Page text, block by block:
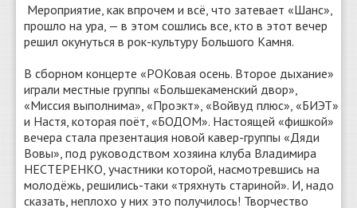
Мероприятие, как впрочем и всё, что затевает «Шанс»,
прошло на ура, — в этом сошлись все, кто в этот вечер
решил окунуться в рок-культуру Большого Камня.
В сборном концерте «РОКовая осень. Второе дыхание»
играли местные группы «Большекаменский двор»,
«Миссия выполнима», «Проэкт», «Войвуд плюс», «БИЭТ»
и Настя, которая поёт, «БОДОМ». Настоящей «фишкой»
вечера стала презентация новой кавер-группы «Дяди
Вовы», под руководством хозяина клуба Владимира
НЕСТЕРЕНКО, участники которой, насмотревшись на
молодёжь, решились-таки «тряхнуть стариной». И, надо
сказать, неплохо у них это получилось! Творчество